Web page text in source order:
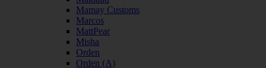
Mamay Customs
Marcos
MattPear
Misha
Orden
Orden (А)